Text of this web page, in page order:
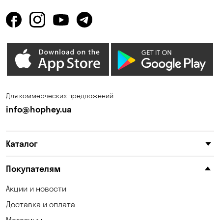
Горишние Плавни
Елизаветовка Зазимье
Калиновка
Киев
Княжичи
Котовка
Для коммерческих предложений
info@hophey.ua
Каталог
Покупателям
Акции и новости
Доставка и оплата